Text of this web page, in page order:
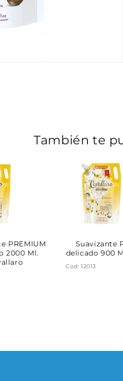
También te
PREMIUM
2000 Ml.
Suavizante
delicado 900
Cod: 12013